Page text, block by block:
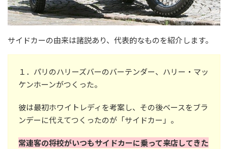
サイドカーの由来は諸説あり、代表的なものを紹介します。
１．パリのハリーズバーのバーテンダー、ハリー・マッ
ケンホーンがつくった。
彼は最初ホワイトレディを考案し、その後ベースをブラ
ンデーに代えてつくったのが「サイドカー」。
常連客の将校がいつもサイドカーに乗って来店してきた